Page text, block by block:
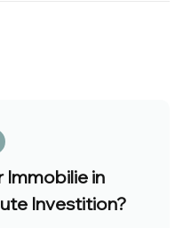
Immobilie in
Investition?